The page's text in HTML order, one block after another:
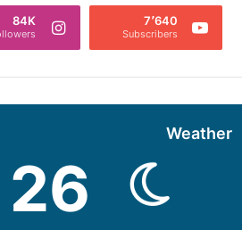
7٬640
Subscribers
84K
Weather
26